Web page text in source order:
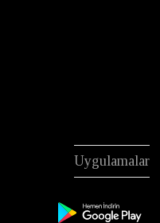
Uygulamalar